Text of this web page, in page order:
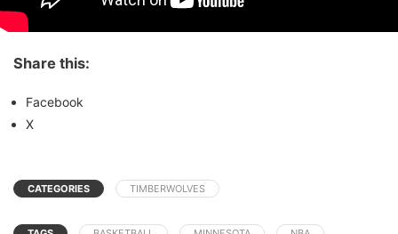
Share this:
Facebook
X
CATEGORIES TIMBERWOLVES